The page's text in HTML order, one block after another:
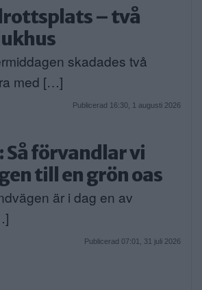
– två
skadades två
med […]
Publicerad 16:30, 1 augusti 2026
Så förvandlar vi
till en grön oas
är i dag en av
Publicerad 07:01, 31 juli 2026